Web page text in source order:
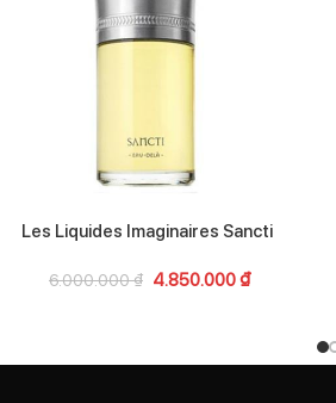
Les Liquides Imaginaires Sancti
6.000.000₫ 4.850.000₫